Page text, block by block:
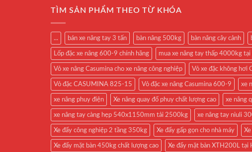
TÌM SẢN PHẨM THEO TỪ KHÓA
... bán xe nâng tay 3 tấn bàn nâng 500kg bàn nâng cây cảnh
Lốp đặc xe nâng 600-9 chính hãng mua xe nâng tay thấp 4000kg tại
Vỏ xe nâng Casumina cho xe nâng công nghiệp Vỏ xe đặc không hơi
Vỏ đặc CASUMINA 825-15 Vỏ đặc xe nâng Casumina 600-9 xe
xe nâng phuy điện Xe nâng quay đổ phuy chất lượng cao xe nâng
xe nâng tay càng hẹp 540x1150mm tải 2500kg xe nâng tay niuli
Xe đẩy công nghiệp 2 tầng 350kg Xe đẩy gấp gọn cho nhà máy
Xe đẩy mặt bàn 450kg chất lượng cao Xe đẩy mặt bàn XTH200L tại